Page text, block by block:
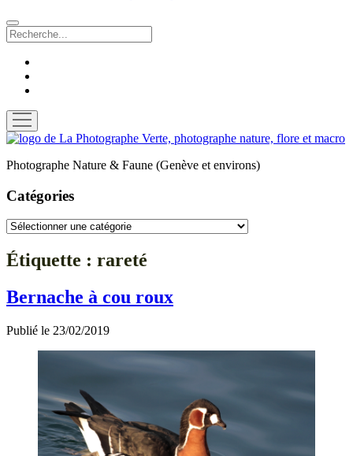
Recherche
ouvrir
menu
La
Verte
Photographe Nature & Faune (Genève et environs)
Catégories
Catégories
Étiquette : rareté
Bernache à cou roux
Publié le 23/02/2019